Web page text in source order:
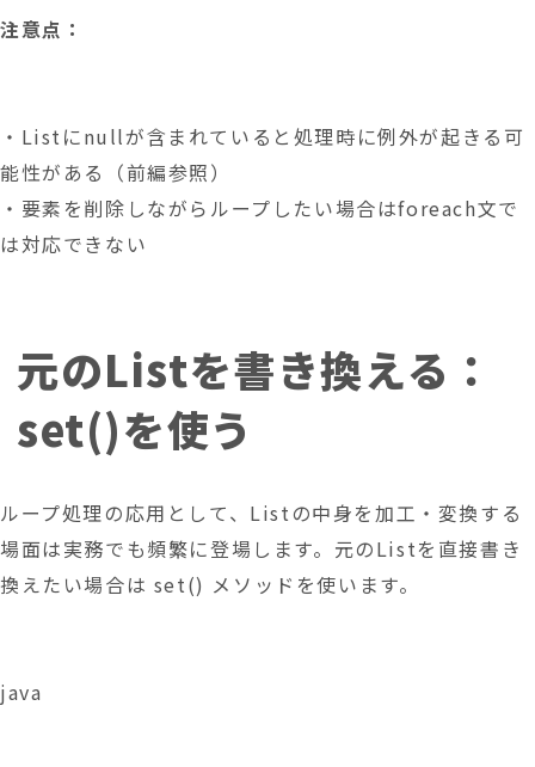
注意点：
・Listにnullが含まれていると処理時に例外が起きる可
能性がある（前編参照）
・要素を削除しながらループしたい場合はforeach文で
は対応できない
元のListを書き換える：
set()を使う
ループ処理の応用として、Listの中身を加工・変換する
場面は実務でも頻繁に登場します。元のListを直接書き
換えたい場合は set() メソッドを使います。
java